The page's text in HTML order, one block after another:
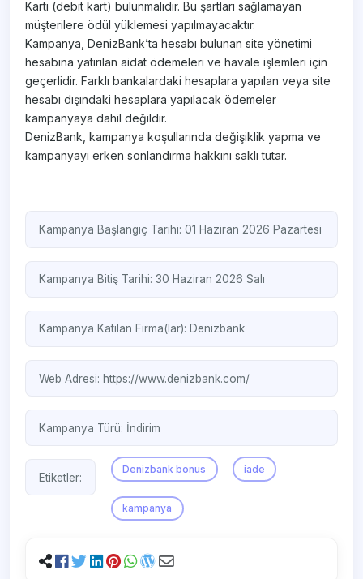
Kartı (debit kart) bulunmalıdır. Bu şartları sağlamayan
müşterilere ödül yüklemesi yapılmayacaktır.
Kampanya, DenizBank’ta hesabı bulunan site yönetimi
hesabına yatırılan aidat ödemeleri ve havale işlemleri için
geçerlidir. Farklı bankalardaki hesaplara yapılan veya site
hesabı dışındaki hesaplara yapılacak ödemeler
kampanyaya dahil değildir.
DenizBank, kampanya koşullarında değişiklik yapma ve
kampanyayı erken sonlandırma hakkını saklı tutar.
Kampanya Başlangıç Tarihi: 01 Haziran 2026 Pazartesi
Kampanya Bitiş Tarihi: 30 Haziran 2026 Salı
Kampanya Katılan Firma(lar): Denizbank
Web Adresi:https://www.denizbank.com/
Kampanya Türü: İndirim
Etiketler:
Denizbank bonus iade
kampanya